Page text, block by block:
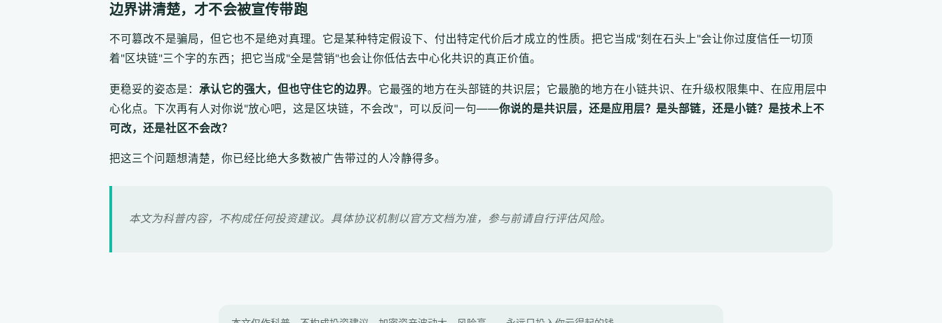
边界讲清楚，才不会被宣传带跑
不可篡改不是骗局，但它也不是绝对真理。它是某种特定假设下、付出特定代价后才成立的性质。把它当成"刻在石头上"会让你过度信任一切顶
着"区块链"三个字的东西；把它当成"全是营销"也会让你低估去中心化共识的真正价值。
更稳妥的姿态是： 承认它的强大，但也守住它的边界。它最强的地方在头部链的共识层；它最脆的地方在小链共识、在升级权限集中、在应用层中
心化点。下次再有人对你说"放心吧，这是区块链，不会改"，可以反问一句——你说的是共识层，还是应用层？是头部链，还是小链？是技术上不
可改，还是社区不会改？
把这三个问题想清楚，你已经比绝大多数被广告带过的人冷静得多。
本文为科普内容，不构成任何投资建议。具体协议机制以官方文档为准，参与前请自行评估风险。